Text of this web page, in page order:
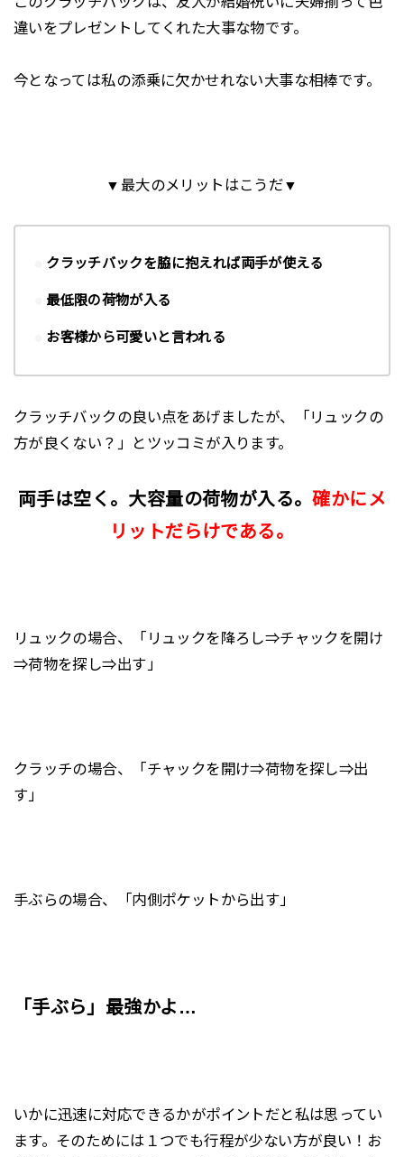
違いをプレゼントしてくれた大事な物です。
今となっては私の添乗に欠かせれない大事な相棒です。
▼最大のメリットはこうだ▼
クラッチバックを脇に抱えれば両手が使える
最低限の荷物が入る
お客様から可愛いと言われる
クラッチバックの良い点をあげましたが、「リュックの
方が良くない？」とツッコミが入ります。
両手は空く。 大容量の荷物が入る。確かにメ
リットだらけである。
リュックの場合、「リュックを降ろし⇒チャックを開け
⇒荷物を探し⇒出す」
クラッチの場合、「チャックを開け⇒荷物を探し⇒出
す」
手ぶらの場合、「内側ポケットから出す」
「手ぶら」最強かよ…
いかに迅速に対応できるかがポイントだと私は思ってい
ます。そのためには１つでも行程が少ない方が良い！お